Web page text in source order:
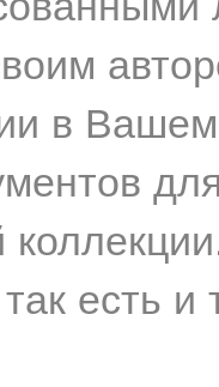
в
так есть и